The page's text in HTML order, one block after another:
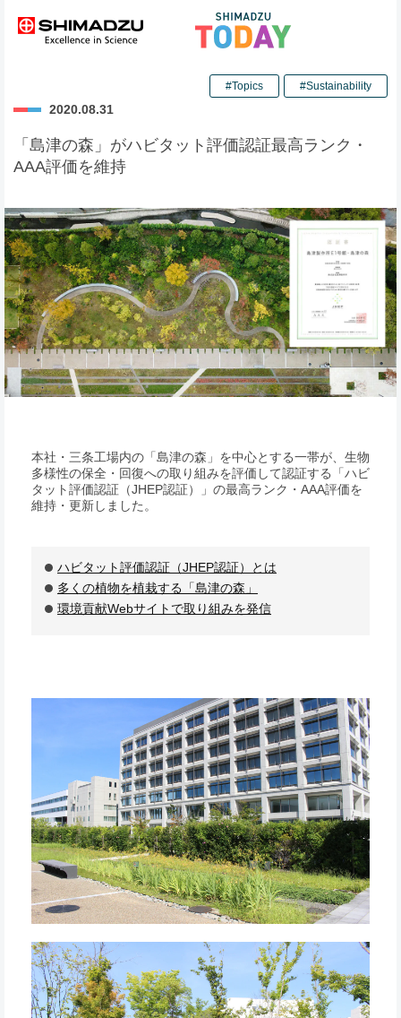
2020.08.31
#Topics #Sustainability
「島津の森」がハビタット評価認証最高ランク・
AAA評価を維持
本社・三条工場内の「島津の森」を中心とする一帯が、生物
多様性の保全・回復への取り組みを評価して認証する「ハビ
タット評価認証（JHEP認証）」の最高ランク・AAA評価を
維持・更新しました。
ハビタット評価認証（JHEP認証）とは
多くの植物を植栽する「島津の森」
環境貢献Webサイトで取り組みを発信